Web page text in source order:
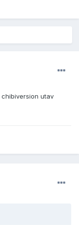
utav